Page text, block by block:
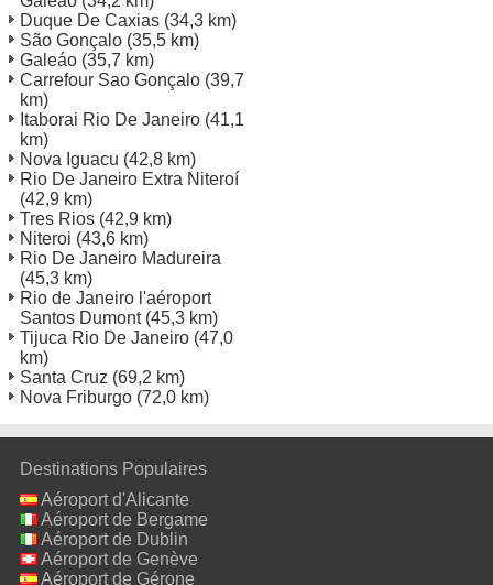
Duque De Caxias (34,3 km)
São Gonçalo (35,5 km)
Galeáo (35,7 km)
Carrefour Sao Gonçalo (39,7
km)
Itaborai Rio De Janeiro (41,1
km)
Nova Iguacu (42,8 km)
Rio De Janeiro Extra Niteroí
(42,9 km)
Tres Rios (42,9 km)
Niteroi (43,6 km)
Rio De Janeiro Madureira
(45,3 km)
Rio de Janeiro l'aéroport
Santos Dumont(45,3 km)
Tijuca Rio De Janeiro (47,0
km)
Santa Cruz (69,2 km)
Nova Friburgo (72,0 km)
Destinations Populaires
Aéroport d'Alicante
Aéroport de Bergame
Aéroport de Dublin
Aéroport de Genève
Aéroport de Gérone